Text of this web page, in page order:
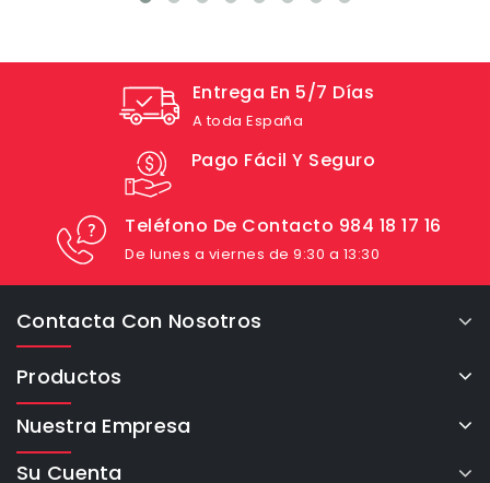
Entrega En 5/7 Días
A toda España
Pago Fácil Y Seguro
Teléfono De Contacto 984 18 17 16
De lunes a viernes de 9:30 a 13:30
Contacta Con Nosotros
Productos
Nuestra Empresa
Su Cuenta